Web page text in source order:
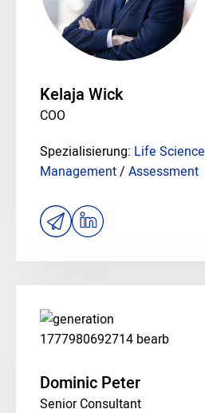
Kelaja Wick
COO
Spezialisierung: Life Science
Management/ Assessment
Dominic Peter
Senior Consultant